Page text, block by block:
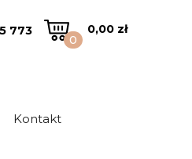
0
0,00 zł
773
Kontakt